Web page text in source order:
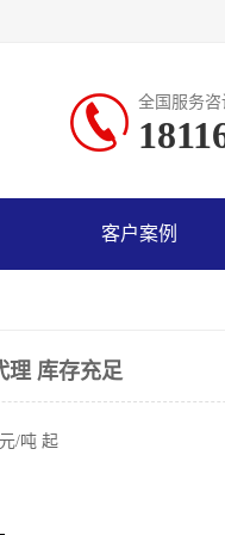
全国服务咨
客户案例
理 库存充足
/吨 起